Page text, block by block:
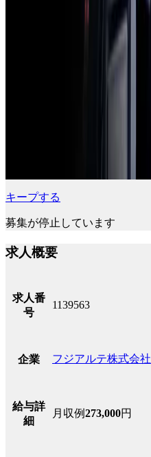
キープする
募集が停止しています
求人概要
求人番
号
1139563
企業 フジアルテ株式会社
給与詳
細
月収例273,000円